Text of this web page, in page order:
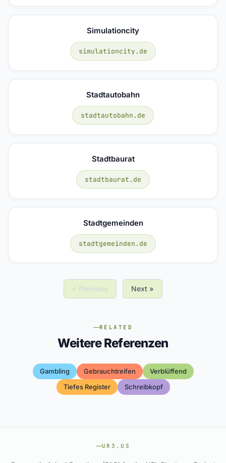
Simulationcity
simulationcity.de
Stadtautobahn
stadtautobahn.de
Stadtbaurat
stadtbaurat.de
Stadtgemeinden
stadtgemeinden.de
« Previous Next »
RELATED
Weitere Referenzen
Gambling Gebrauchtreifen
Verblüffend
Tiefes Register
Schreibkopf
UR3.US